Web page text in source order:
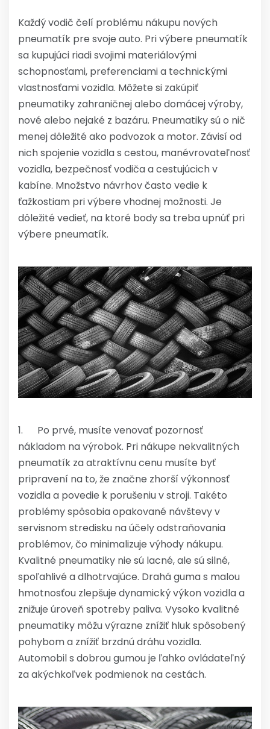
Každý vodič čelí problému nákupu nových
pneumatík pre svoje auto. Pri výbere pneumatík
sa kupujúci riadi svojimi materiálovými
schopnosťami, preferenciami a technickými
vlastnosťami vozidla. Môžete si zakúpiť
pneumatiky zahraničnej alebo domácej výroby,
nové alebo nejaké z bazáru. Pneumatiky sú o nič
menej dôležité ako podvozok a motor. Závisí od
nich spojenie vozidla s cestou, manévrovateľnosť
vozidla, bezpečnosť vodiča a cestujúcich v
kabíne. Množstvo návrhov často vedie k
ťažkostiam pri výbere vhodnej možnosti. Je
dôležité vedieť, na ktoré body sa treba upnúť pri
výbere pneumatík.
1. Po prvé, musíte venovať pozornosť
nákladom na výrobok. Pri nákupe nekvalitných
pneumatík za atraktívnu cenu musíte byť
pripravení na to, že značne zhorší výkonnosť
vozidla a povedie k porušeniu v stroji. Takéto
problémy spôsobia opakované návštevy v
servisnom stredisku na účely odstraňovania
problémov, čo minimalizuje výhody nákupu.
Kvalitné pneumatiky nie sú lacné, ale sú silné,
spoľahlivé a dlhotrvajúce. Drahá guma s malou
hmotnosťou zlepšuje dynamický výkon vozidla a
znižuje úroveň spotreby paliva. Vysoko kvalitné
pneumatiky môžu výrazne znížiť hluk spôsobený
pohybom a znížiť brzdnú dráhu vozidla.
Automobil s dobrou gumou je ľahko ovládateľný
za akýchkoľvek podmienok na cestách.